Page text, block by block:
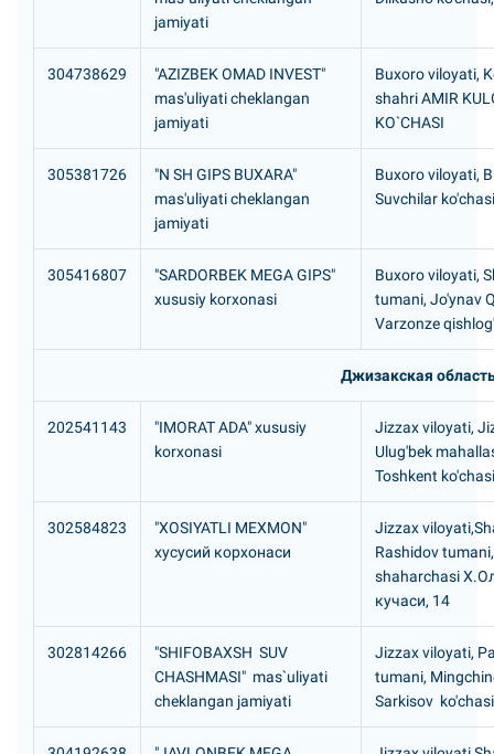
jamiyati
304738629
"AZIZBEK OMAD INVEST"
mas'uliyati cheklangan
jamiyati
Buxoro viloyati,
shahri AMIR
KO`CHASI
305381726
"N SH GIPS BUXARA"
mas'uliyati cheklangan
jamiyati
Buxoro viloyati,
Suvchilar
305416807
"SARDORBEK MEGA GIPS"
xususiy korxonasi
Buxoro viloyati,
tumani, Jo'ynav
Varzonze
Джизакская
202541143
"IMORAT ADA" xususiy
korxonasi
Jizzax viloyati,
Ulug'bek
Toshkent
302584823
"XOSIYATLI MEXMON"
хусусий корхонаси
Jizzax
Rashidov
shaharchasi
кучаси, 14
302814266
"SHIFOBAXSH SUV
CHASHMASI" mas`uliyati
cheklangan jamiyati
Jizzax viloyati,
tumani,
Sarkisov